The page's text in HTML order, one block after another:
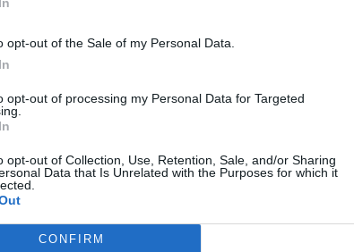
opt-out of the Sale of my Personal Data.
opt-out of processing my Personal Data for Targeted
opt-out of Collection, Use, Retention, Sale, and/or Sharing
Data that Is Unrelated with the Purposes for which it
CONFIRM
εκ των οποίων οι 30 με αναστολή. Το
για την οποία δεν υπάρχει αναστολή η
εκλογές στη Γαλλία.
καταδικάστηκε σε ποινή
θα εκτίσει το ένα έτος σε κατ’ οίκον με
επιβλήθηκε πρόστιμο ύψους 100.000 ευρώ.